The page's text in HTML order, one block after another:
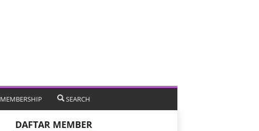
MEMBERSHIP SEARCH
DAFTAR MEMBER